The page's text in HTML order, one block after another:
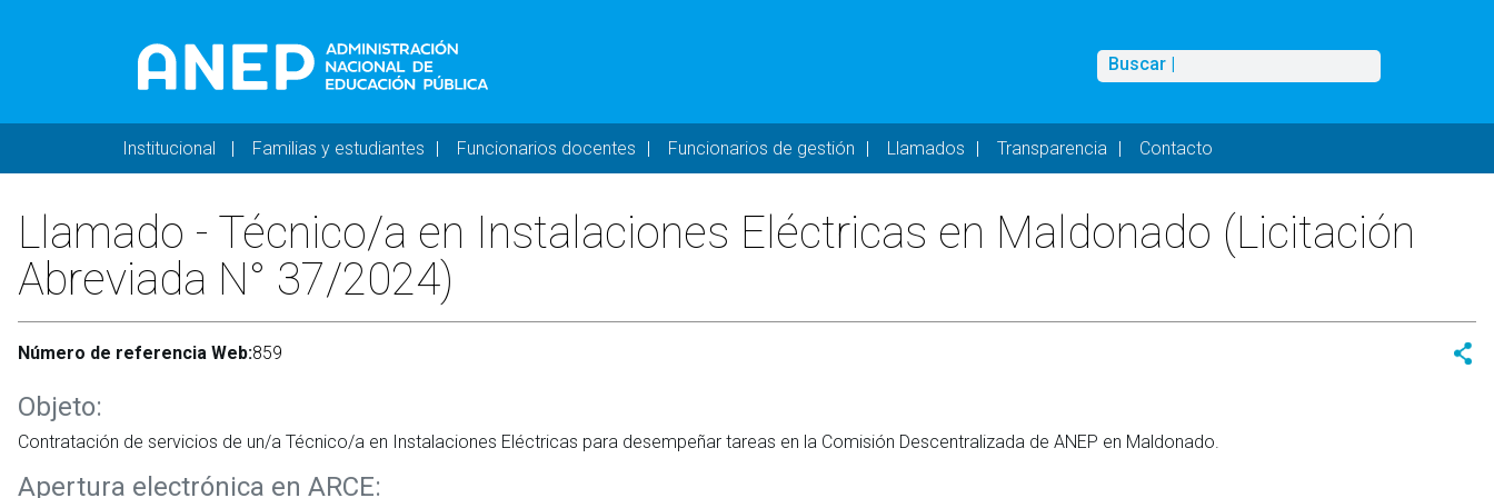
Buscar
Buscar |
Navegación principal - DESKTOP
Institucional Familias y estudiantes Funcionarios docentes Funcionarios de gestión Llamados Transparencia Contacto
Llamado - Técnico/a en Instalaciones Eléctricas en Maldonado (Licitación
Abreviada N° 37/2024)
Número de referencia Web:859
Objeto:
Contratación de servicios de un/a Técnico/a en Instalaciones Eléctricas para desempeñar tareas en la Comisión Descentralizada de ANEP en Maldonado.
Apertura electrónica en ARCE: